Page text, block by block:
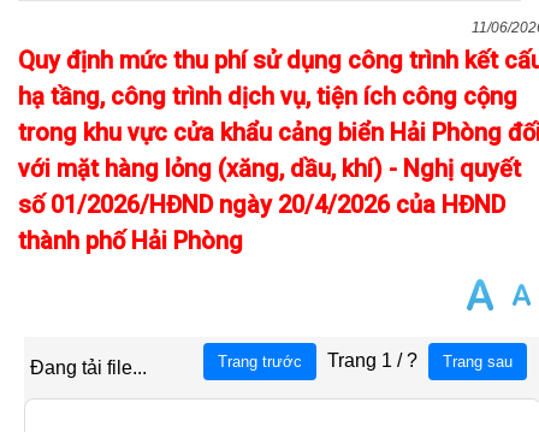
11/06/
Quy định mức thu phí sử dụng công trình kết
hạ tầng, công trình dịch vụ, tiện ích công cộng
trong khu vực cửa khẩu cảng biển Hải Phòng
với mặt hàng lỏng (xăng, dầu, khí) - Nghị quyết
số 01/2026/HĐND ngày 20/4/2026 của HĐND
thành phố Hải Phòng